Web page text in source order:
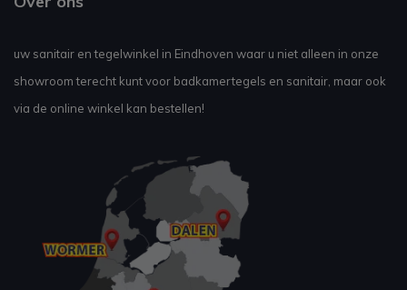
uw sanitair en tegelwinkel in Eindhoven waar u niet alleen in onze
showroom terecht kunt voor badkamertegels en sanitair, maar ook
via de online winkel kan bestellen!